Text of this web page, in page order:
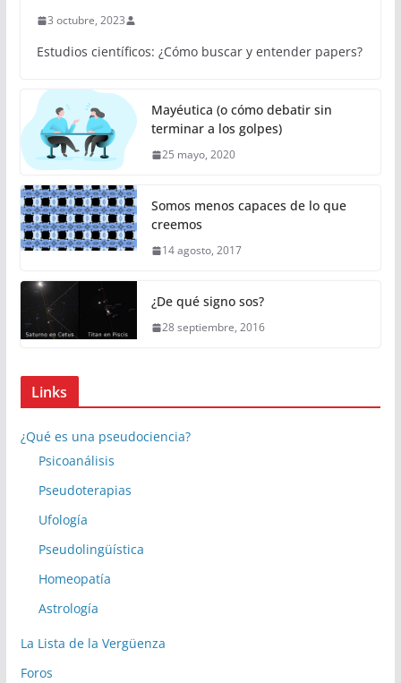
3 octubre, 2023
Estudios científicos: ¿Cómo buscar y entender papers?
Mayéutica (o cómo debatir sin
terminar a los golpes)
25 mayo, 2020
Somos menos capaces de lo que
creemos
14 agosto, 2017
¿De qué signo sos?
28 septiembre, 2016
Links
¿Qué es una pseudociencia?
Psicoanálisis
Pseudoterapias
Ufología
Pseudolingüística
Homeopatía
Astrología
La Lista de la Vergüenza
Foros